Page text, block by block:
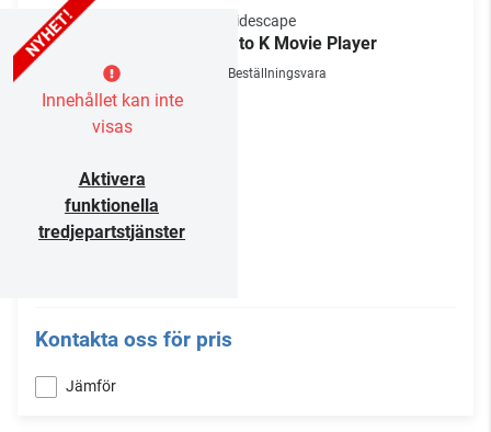
Innehållet kan inte
visas
Aktivera
funktionella
tredjepartstjänster
Kaleidescape
Strato K Movie Player
Beställningsvara
Kontakta oss för pris
Jämför